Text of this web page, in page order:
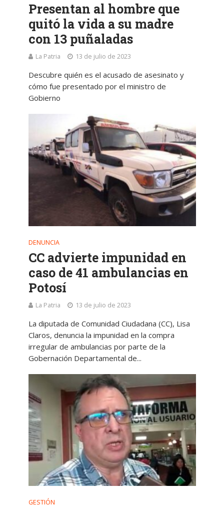
Presentan al hombre que
quitó la vida a su madre
con 13 puñaladas
La Patria 13 de julio de 2023
Descubre quién es el acusado de asesinato y
cómo fue presentado por el ministro de
Gobierno
DENUNCIA
CC advierte impunidad en
caso de 41 ambulancias en
Potosí
La Patria 13 de julio de 2023
La diputada de Comunidad Ciudadana (CC), Lisa
Claros, denuncia la impunidad en la compra
irregular de ambulancias por parte de la
Gobernación Departamental de...
GESTIÓN